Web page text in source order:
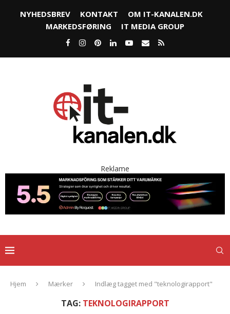
NYHEDSBREV KONTAKT
OM IT-KANALEN.DK
MARKEDSFØRING
IT MEDIA GROUP
Reklame
Hjem Mærker Indlæg tagget med "teknologirapport"
TAG: TEKNOLOGIRAPPORT